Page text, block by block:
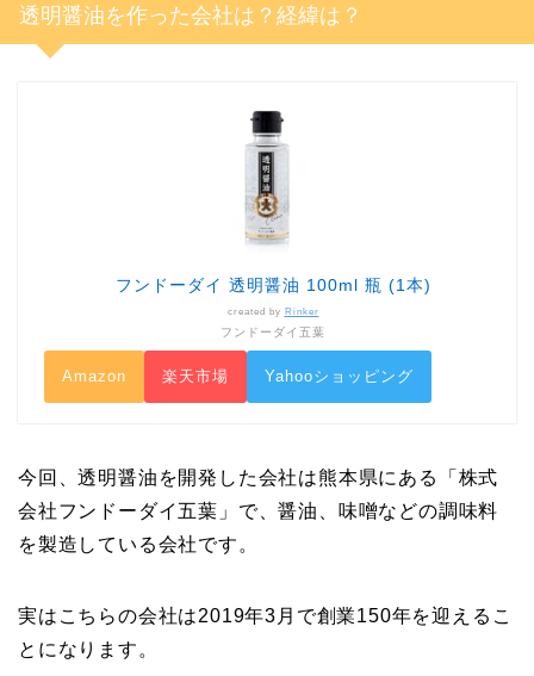
透明醤油を作った会社は？経緯は？
フンドーダイ 透明醤油 100ml 瓶 (1本)
created by Rinker
フンドーダイ五葉
Amazon 楽天市場 Yahooショッピング
今回、透明醤油を開発した会社は熊本県にある「株式
会社フンドーダイ五葉」で、醤油、味噌などの調味料
を製造している会社です。
実はこちらの会社は2019年3月で創業150年を迎えるこ
とになります。